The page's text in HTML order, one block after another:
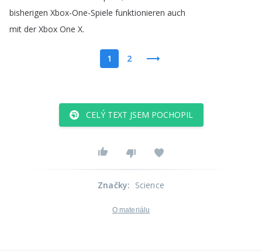
bisherigen Xbox-One-Spiele funktionieren auch
mit der Xbox One X.
1 2
CELÝ TEXT JSEM POCHOPIL
Značky: Science
O materiálu